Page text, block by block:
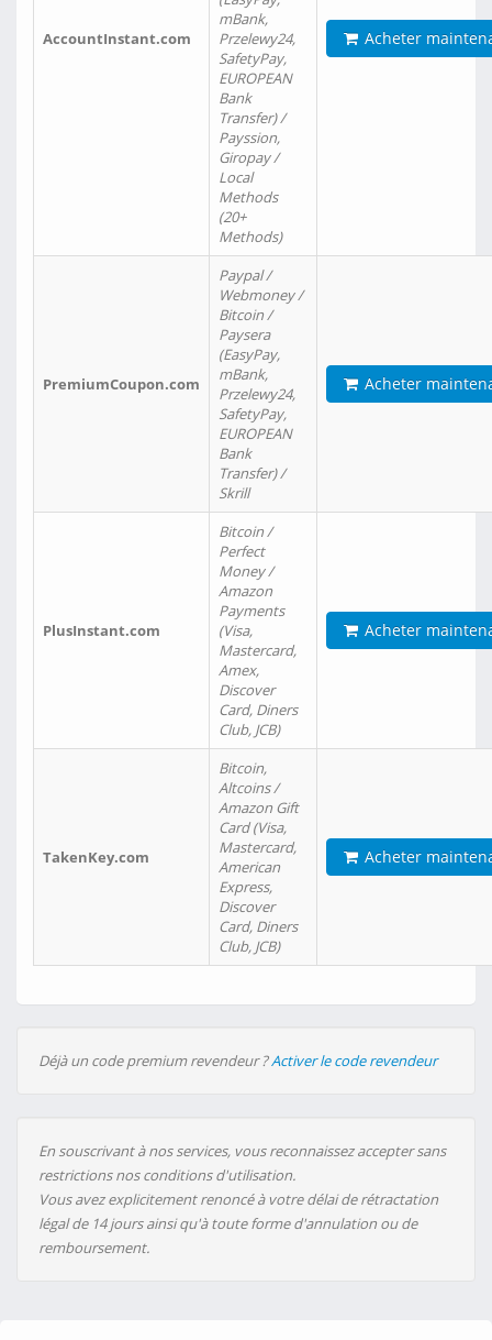
AccountInstant.com
mBank,
Przelewy24,
SafetyPay,
EUROPEAN
Bank
Transfer) /
Payssion,
Giropay /
Local
Methods
(20+
Methods)
Acheter
PremiumCoupon.com
Paypal /
Webmoney /
Bitcoin /
Paysera
(EasyPay,
mBank,
Przelewy24,
SafetyPay,
EUROPEAN
Bank
Transfer) /
Skrill
Acheter
PlusInstant.com
Bitcoin /
Perfect
Money /
Amazon
Payments
(Visa,
Mastercard,
Amex,
Discover
Card, Diners
Club, JCB)
Acheter
TakenKey.com
Bitcoin,
Altcoins /
Amazon Gift
Card (Visa,
Mastercard,
American
Express,
Discover
Card, Diners
Club, JCB)
Acheter
Déjà un code premium revendeur ?Activer le code revendeur
En souscrivant à nos services, vous reconnaissez accepter sans
restrictions nos conditions d'utilisation.
Vous avez explicitement renoncé à votre délai de rétractation
légal de 14 jours ainsi qu'à toute forme d'annulation ou de
remboursement.